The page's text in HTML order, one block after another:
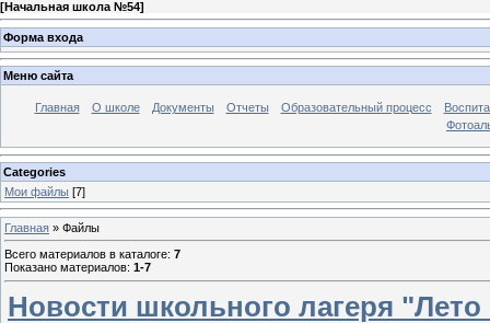
[Начальная школа №54]
Форма входа
Меню сайта
Главная О школе Документы Отчеты Образовательный процесс
Categories
Мои файлы [7]
Главная » Файлы
Всего материалов в каталоге: 7
Показано материалов: 1-7
Новости школьного лагеря